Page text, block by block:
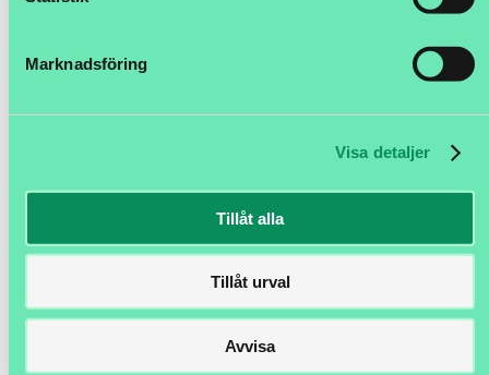
Marknadsföring
Visa detaljer
Tillåt alla
Tillåt urval
Avvisa
Logtrade lanserar Control Tower Pro
Logistik genererar stora mängder data. Ändå är det
ofta svårt att få en samlad bild av...